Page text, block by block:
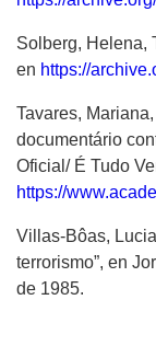
Solberg, Helena,
en https://
Tavares,
documentário
Oficial/ É Tudo
https://www.academia.edu/
Villas-Bôas,
terrorismo”, en
de 1985.